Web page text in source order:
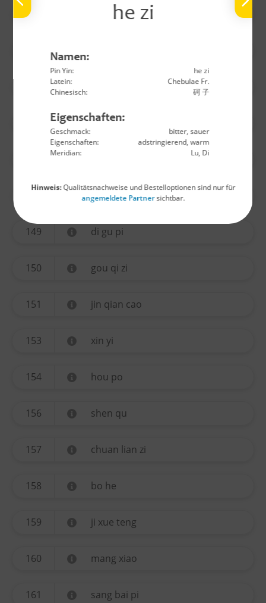
he zi
Namen:
Pin Yin:
he zi
Latein:
Chebulae Fr.
Chinesisch:
砢 子
Eigenschaften:
Geschmack:
bitter, sauer
Eigenschaften:
adstringierend, warm
Meridian:
Lu, Di
Hinweis:Qualitätsnachweise und Bestelloptionen sind nur für
angemeldete Partnersichtbar.
140 wu yao
long yan rou
sang ji sheng
149 di gu pi
150 gou qi zi
151 jin qian cao
153 xin yi
154 hou po
156 shen qu
157 chuan lian zi
158 bo he
159 ji xue teng
160 mang xiao
161 sang bai pi